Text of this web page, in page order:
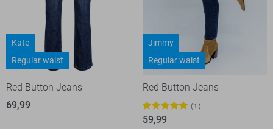
Kate
Regular waist
Red Button Jeans
69,99
Jimmy
Regular waist
Red Button Jeans
1
59,99